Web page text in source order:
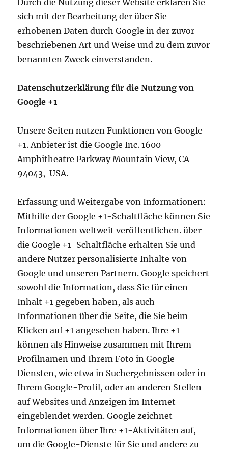
Durch die Nutzung dieser Website erklären Sie
sich mit der Bearbeitung der über Sie
erhobenen Daten durch Google in der zuvor
beschriebenen Art und Weise und zu dem zuvor
benannten Zweck einverstanden.
Datenschutzerklärung für die Nutzung von
Google +1
Unsere Seiten nutzen Funktionen von Google
+1. Anbieter ist die Google Inc. 1600
Amphitheatre Parkway Mountain View, CA
94043, USA.
Erfassung und Weitergabe von Informationen:
Mithilfe der Google +1-Schaltfläche können Sie
Informationen weltweit veröffentlichen. über
die Google +1-Schaltfläche erhalten Sie und
andere Nutzer personalisierte Inhalte von
Google und unseren Partnern. Google speichert
sowohl die Information, dass Sie für einen
Inhalt +1 gegeben haben, als auch
Informationen über die Seite, die Sie beim
Klicken auf +1 angesehen haben. Ihre +1
können als Hinweise zusammen mit Ihrem
Profilnamen und Ihrem Foto in Google-
Diensten, wie etwa in Suchergebnissen oder in
Ihrem Google-Profil, oder an anderen Stellen
auf Websites und Anzeigen im Internet
eingeblendet werden. Google zeichnet
Informationen über Ihre +1-Aktivitäten auf,
um die Google-Dienste für Sie und andere zu